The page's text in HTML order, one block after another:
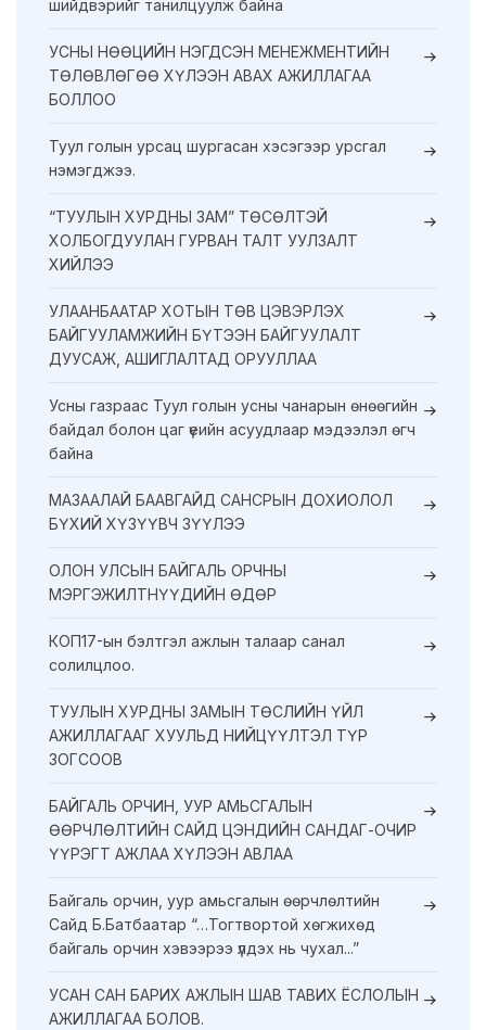
шийдвэрийг танилцуулж байна
УСНЫ НӨӨЦИЙН НЭГДСЭН МЕНЕЖМЕНТИЙН
ТӨЛӨВЛӨГӨӨ ХҮЛЭЭН АВАХ АЖИЛЛАГАА
БОЛЛОО
Туул голын урсац шургасан хэсэгээр урсгал
нэмэгджээ.
“ТУУЛЫН ХУРДНЫ ЗАМ” ТӨСӨЛТЭЙ
ХОЛБОГДУУЛАН ГУРВАН ТАЛТ УУЛЗАЛТ
ХИЙЛЭЭ
УЛААНБААТАР ХОТЫН ТӨВ ЦЭВЭРЛЭХ
БАЙГУУЛАМЖИЙН БҮТЭЭН БАЙГУУЛАЛТ
ДУУСАЖ, АШИГЛАЛТАД ОРУУЛЛАА
Усны газраас Туул голын усны чанарын өнөөгийн
байдал болон цаг үеийн асуудлаар мэдээлэл өгч
байна
МАЗААЛАЙ БААВГАЙД САНСРЫН ДОХИОЛОЛ
БҮХИЙ ХҮЗҮҮВЧ ЗҮҮЛЭЭ
ОЛОН УЛСЫН БАЙГАЛЬ ОРЧНЫ
МЭРГЭЖИЛТНҮҮДИЙН ӨДӨР
КОП17-ын бэлтгэл ажлын талаар санал
солилцлоо.
ТУУЛЫН ХУРДНЫ ЗАМЫН ТӨСЛИЙН ҮЙЛ
АЖИЛЛАГААГ ХУУЛЬД НИЙЦҮҮЛТЭЛ ТҮР
ЗОГСООВ
БАЙГАЛЬ ОРЧИН, УУР АМЬСГАЛЫН
ӨӨРЧЛӨЛТИЙН САЙД ЦЭНДИЙН САНДАГ-ОЧИР
ҮҮРЭГТ АЖЛАА ХҮЛЭЭН АВЛАА
Байгаль орчин, уур амьсгалын өөрчлөлтийн
Сайд Б.Батбаатар “…Тогтвортой хөгжихөд
байгаль орчин хэвээрээ үлдэх нь чухал...”
УСАН САН БАРИХ АЖЛЫН ШАВ ТАВИХ ЁСЛОЛЫН
АЖИЛЛАГАА БОЛОВ.